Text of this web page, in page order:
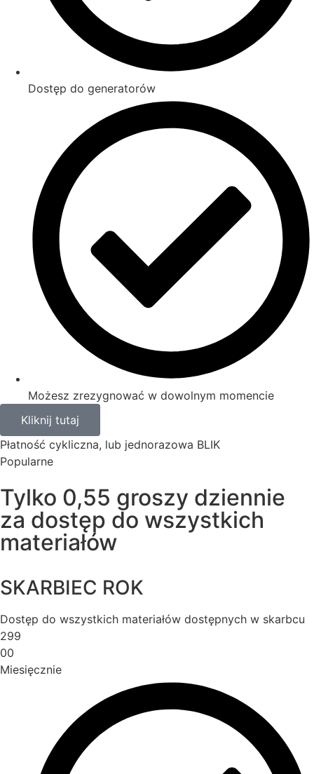
Dostęp do generatorów
Możesz zrezygnować w dowolnym momencie
Kliknij tutaj
Płatność cykliczna, lub jednorazowa BLIK
Popularne
Tylko 0,55 groszy dziennie
za dostęp do wszystkich
materiałów
SKARBIEC ROK
Dostęp do wszystkich materiałów dostępnych w skarbcu
299
00
Miesięcznie